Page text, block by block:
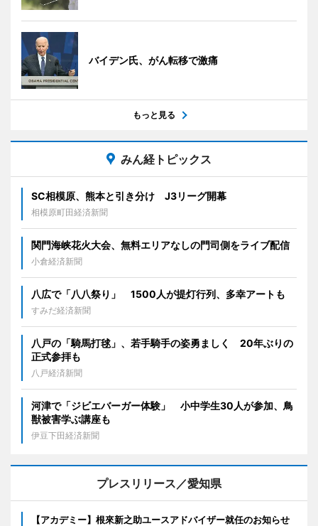
バイデン氏、がん転移で激痛
もっと見る
みん経トピックス
SC相模原、熊本と引き分け J3リーグ開幕
相模原町田経済新聞
関門海峡花火大会、無料エリアなしの門司側をライブ配信
小倉経済新聞
八広で「八八祭り」 1500人が提灯行列、多幸アートも
すみだ経済新聞
八戸の「騎馬打毬」、若手騎手の姿勇ましく 20年ぶりの
正式参拝も
八戸経済新聞
河津で「ジビエバーガー体験」 小中学生30人が参加、鳥
獣被害学ぶ講座も
伊豆下田経済新聞
プレスリリース／愛知県
【アカデミー】根來新之助ユースアドバイザー就任のお知らせ